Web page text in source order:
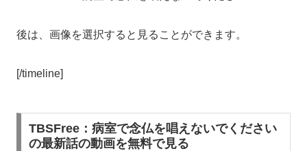
後は、画像を選択すると見ることができます。
[/timeline]
TBSFree：病室で念仏を唱えないでください
の最新話の動画を無料で見る